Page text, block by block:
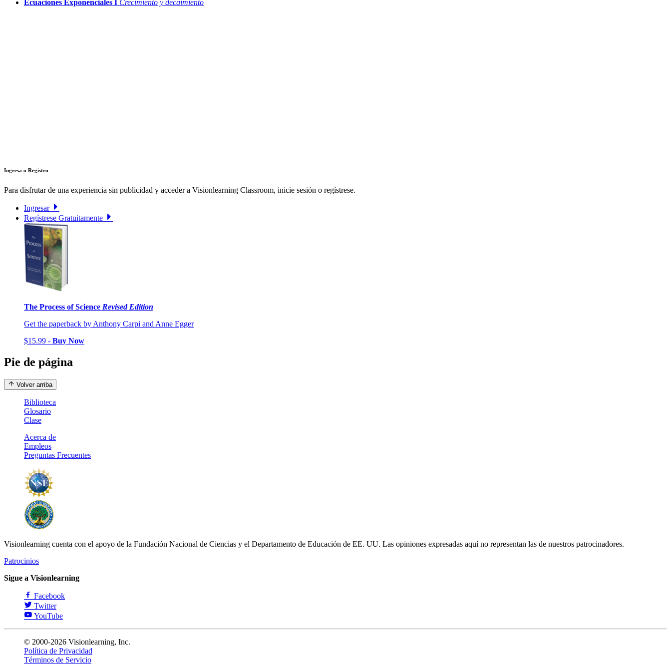
Ecuaciones Exponenciales I Crecimiento y decaimiento
Ingresa o Registro
Para disfrutar de una experiencia sin publicidad y acceder a Visionlearning Classroom, inicie sesión o regístrese.
Ingresar
Regístrese Gratuitamente
The Process of Science Revised Edition
Get the paperback by Anthony Carpi and Anne Egger
$15.99 - Buy Now
Pie de página
Volver arriba
Biblioteca
Glosario
Clase
Acerca de
Empleos
Preguntas Frecuentes
Visionlearning cuenta con el apoyo de la Fundación Nacional de Ciencias y el Departamento de Educación de EE. UU. Las opiniones expresadas aquí no representan las de nuestros patrocinadores.
Patrocinios
Sigue a Visionlearning
Facebook
Twitter
YouTube
© 2000-2026 Visionlearning, Inc.
Política de Privacidad
Términos de Servicio